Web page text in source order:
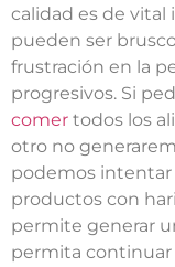
calidad es de vital
pueden ser
frustración en la
progresivos. Si
comer todos los
otro no
podemos intentar
productos con
permite generar
permita continuar